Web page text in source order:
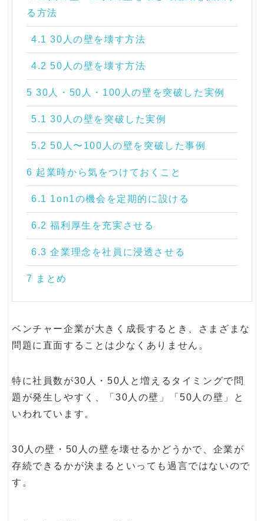
る方法
4.1 30人の壁を壊す方法
4.2 50人の壁を壊す方法
5 30人・50人・100人の壁を突破した実例
5.1 30人の壁を突破した実例
5.2 50人〜100人の壁を突破した事例
6 起業時から気をつけておくこと
6.1 1on1の機会を定期的に設ける
6.2 福利厚生を充実させる
6.3 企業理念を社員に浸透させる
7 まとめ
ベンチャー企業が大きく成長するとき、さまざまな
問題に直面することは少なくありません。
特に社員数が30人・50人と増えるタイミングで問
題が発生しやすく、「30人の壁」「50人の壁」と
いわれています。
30人の壁・50人の壁を壊せるかどうかで、企業が
存続できるかが決まるといっても過言ではないので
す。